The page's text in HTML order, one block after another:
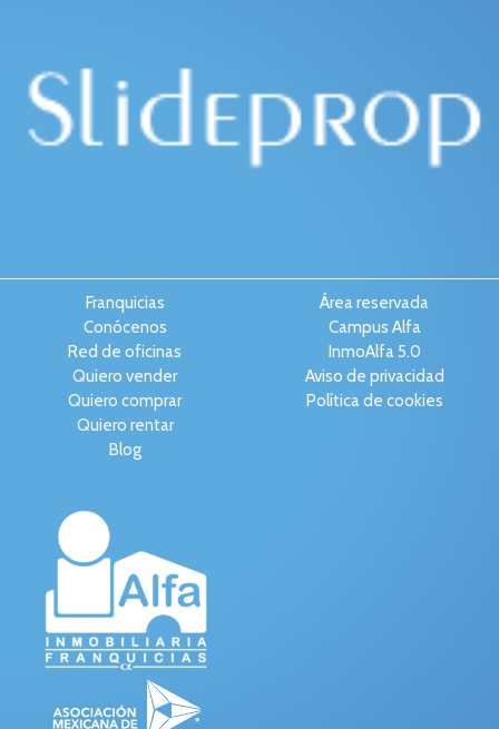
Franquicias
Conócenos
Red de oficinas
Quiero vender
Quiero comprar
Quiero rentar
Blog
Área reservada
Campus Alfa
InmoAlfa 5.0
Aviso de privacidad
Política de cookies